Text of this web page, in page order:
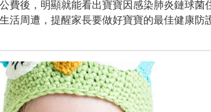
費後，明顯就能看出寶寶因感染肺炎鏈球菌
活周遭，提醒家長要做好寶寶的最佳健康防